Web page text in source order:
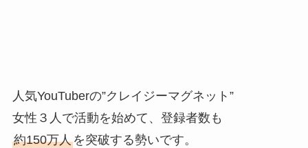
人気YouTuberの”クレイジーマグネット”
女性３人で活動を始めて、登録者数も
約150万人を突破する勢いです。